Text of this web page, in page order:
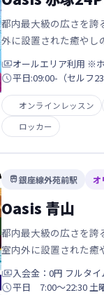
都内最大級の広さを誇
外に設置された癒やし
オールエリア利用 ※
平日:09:00-（セルフ
オンラインレッスン
ロッカー
銀座線外苑前駅 オ
Oasis 青山
都内最大級の広さを誇
室内外に設置された癒
入会金：0円 フルタ
平日 7:00～22:30